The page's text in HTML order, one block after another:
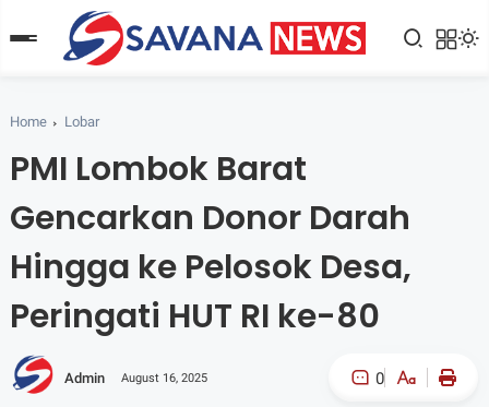
Home Lobar
PMI Lombok Barat
Gencarkan Donor Darah
Hingga ke Pelosok Desa,
Peringati HUT RI ke-80
Admin August 16, 2025 0